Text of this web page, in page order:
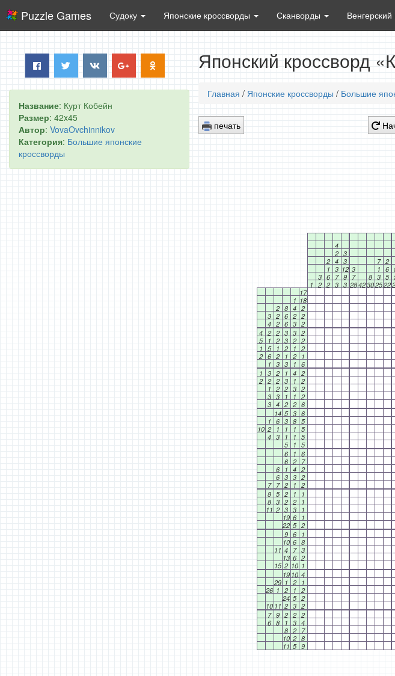
Puzzle Games Судоку Японские кроссворды Сканворды
Название: Курт Кобейн
Размер: 42x45
Автор: VovaOvchinnikov
Категория: Большие японские
кроссворды
Японский кроссворд
Главная / Японские кроссворды / Большие
печать
4
2 3
2 4 3 7 2
1 3 12 3 1 6
3 6 7 9 7 8 3 5
1 2 2 3 3 2842302522
17
1 18
2 8 4 2
3 2 6 2 2
4 2 6 3 2
4 2 2 3 3 2
5
1 2 3 2 2
1 5 1 2 1 2
2 6 2 1 2
1
1 3 3 1 6
1 3 2 1 4 2
2 2 2 3 1 2
1 2 2 3 2
3 3 1 1 2
3 4 2 2 6
14 5 3 6
1 6 3 8 5
10 2 1 1 1 5
4 3 1 1 5
5
1 5
6
1 6
6 2 7
6
1 4 2
6 3 3 2
7 7 2 1 2
8 5 2 1
1
8 3 2 2
1
11 2 3 3
1
19 6
1
22 5 2
9 6
1
10 6 8
11 4 7 3
13 6 2
15 2 10 1
19 10 4
29 1 2
1
26 1 2 1 2
24 5 2
10 11 2 3 2
7 9 2 2 2
6 8 1 3 4
8 2 7
10 2 8
11 5 9